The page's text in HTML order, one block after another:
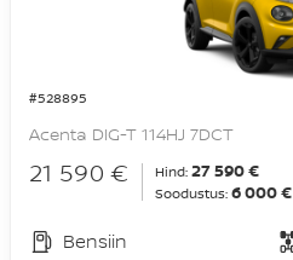
#528895
Acenta DIG-T 114HJ 7DCT
21 590 € Hind: 27 590 €
Soodustus: 6 000 €
Bensiin